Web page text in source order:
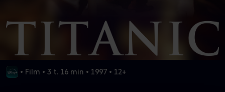
• Film • 3 t. 16 min • 1997 • 12+